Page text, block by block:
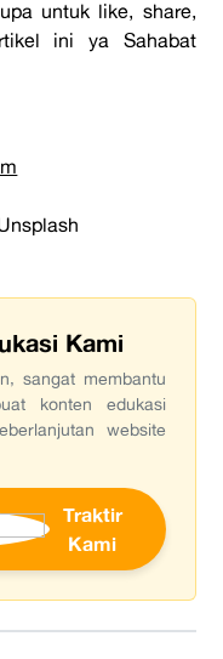
untuk like, share,
ini ya Sahabat
Kami
sangat membantu
konten edukasi
website
Traktir
Kami